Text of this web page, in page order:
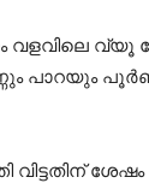
വളവിലെ വ്യൂ
പാറയും